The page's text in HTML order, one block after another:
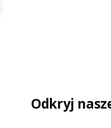
Odkryj